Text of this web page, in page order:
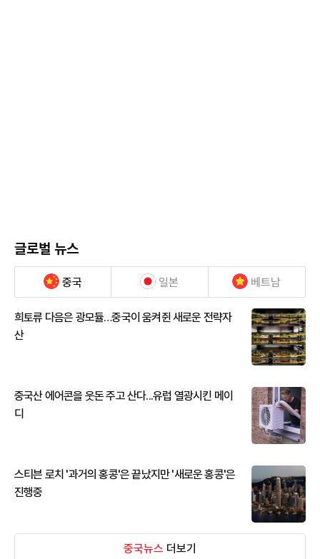
글로벌 뉴스
중국 일본 베트남
희토류 다음은 광모듈…중국이 움켜쥔 새로운 전략자
산
중국산 에어콘을 웃돈 주고 산다...유럽 열광시킨 메이
디
스티븐 로치 '과거의 홍콩'은 끝났지만 '새로운 홍콩'은
진행중
중국뉴스 더보기